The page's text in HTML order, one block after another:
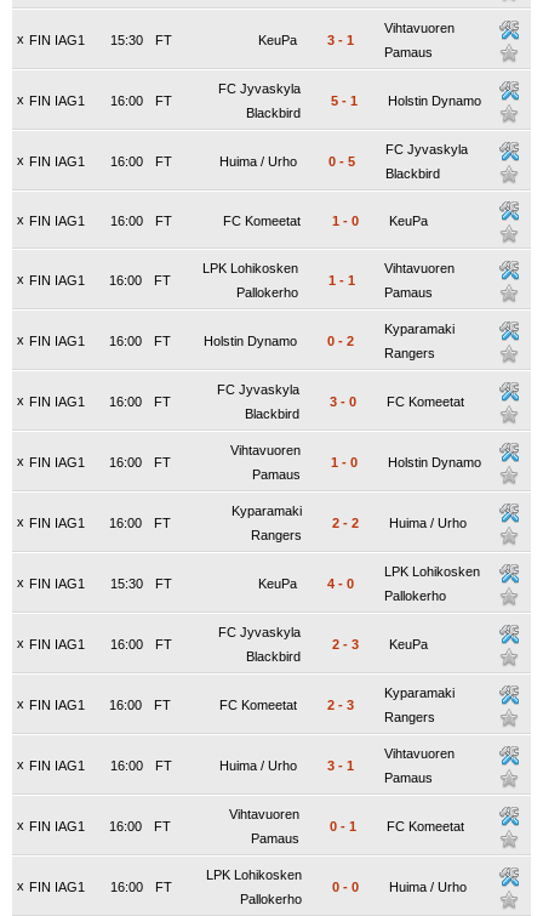
x FIN IAG1 FT
15:30 KeuPa 3 - 1
Vihtavuoren
Pamaus
x FIN IAG1 FT
16:00
FC Jyvaskyla
Blackbird
5 - 1 Holstin Dynamo
x FIN IAG1 FT
16:00 Huima / Urho 0 - 5
FC Jyvaskyla
Blackbird
x FIN IAG1 FT
16:00 FC Komeetat 1 - 0 KeuPa
x FIN IAG1 FT
16:00
LPK Lohikosken
Pallokerho
1 - 1
Vihtavuoren
Pamaus
x FIN IAG1 FT
16:00 Holstin Dynamo 0 - 2
Kyparamaki
Rangers
x FIN IAG1 FT
16:00
FC Jyvaskyla
Blackbird
3 - 0 FC Komeetat
x FIN IAG1 FT
16:00
Vihtavuoren
Pamaus
1 - 0 Holstin Dynamo
x FIN IAG1 FT
16:00
Kyparamaki
Rangers
2 - 2 Huima / Urho
x FIN IAG1 FT
15:30 KeuPa 4 - 0
LPK Lohikosken
Pallokerho
x FIN IAG1 FT
16:00
FC Jyvaskyla
Blackbird
2 - 3 KeuPa
x FIN IAG1 FT
16:00 FC Komeetat 2 - 3
Kyparamaki
Rangers
x FIN IAG1 FT
16:00 Huima / Urho 3 - 1
Vihtavuoren
Pamaus
x FIN IAG1 FT
16:00
Vihtavuoren
Pamaus
0 - 1 FC Komeetat
x FIN IAG1 FT
16:00
LPK Lohikosken
Pallokerho
0 - 0 Huima / Urho